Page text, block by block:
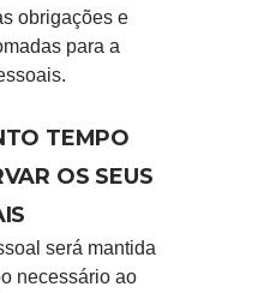
obrigações e
para a
TEMPO
OS SEUS
será mantida
necessário ao